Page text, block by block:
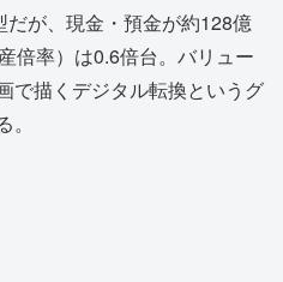
が、現金・預金が約128億
倍率）は0.6倍台。バリュー
で描くデジタル転換というグ